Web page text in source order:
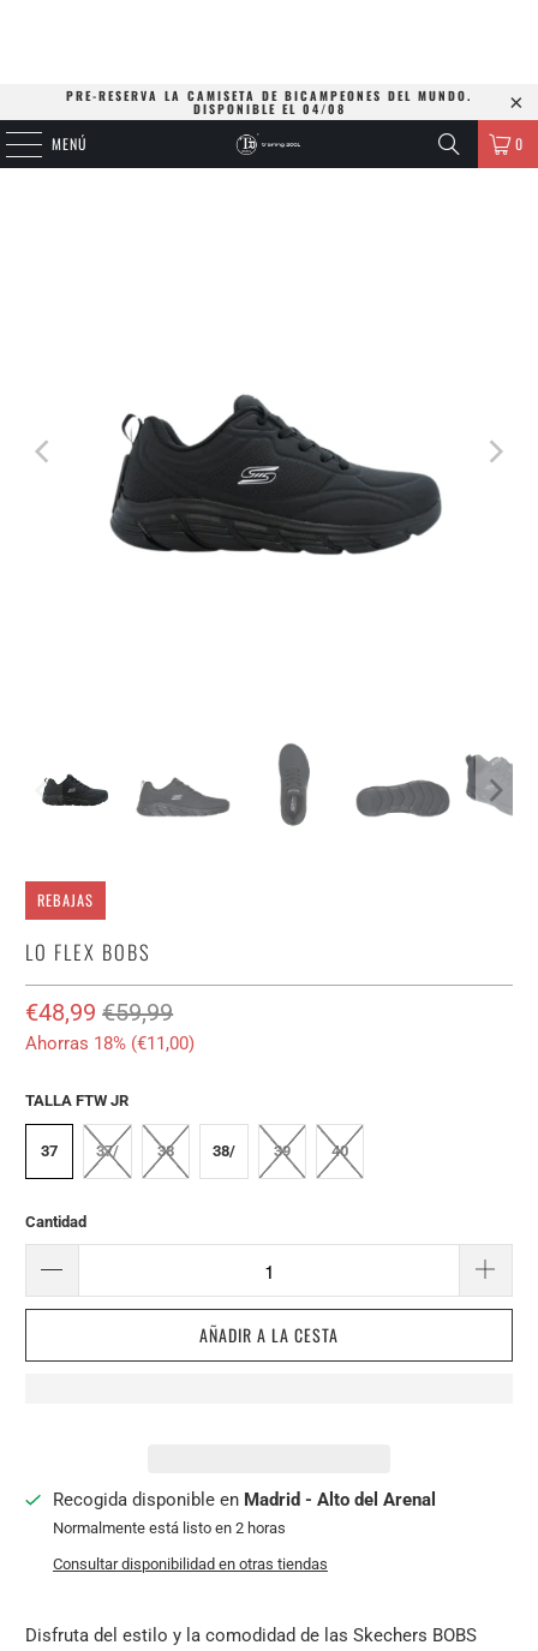
PRE-RESERVA LA CAMISETA DE BICAMPEONES DEL MUNDO.
DISPONIBLE EL 04/08
MENÚ 0
REBAJAS
LO FLEX BOBS
€48,99 €59,99
Ahorras 18% (€11,00)
TALLA FTW JR
37 37/ 38 38/ 39 40
Cantidad
AÑADIR A LA CESTA
Recogida disponible en Madrid - Alto del Arenal
Normalmente está listo en 2 horas
Consultar disponibilidad en otras tiendas
Disfruta del estilo y la comodidad de las Skechers BOBS